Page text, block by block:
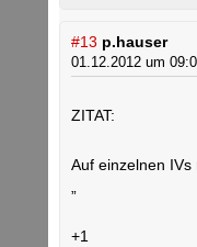
#13 p.hauser
01.12.2012 um
ZITAT:
Auf einzelnen IVs
+1